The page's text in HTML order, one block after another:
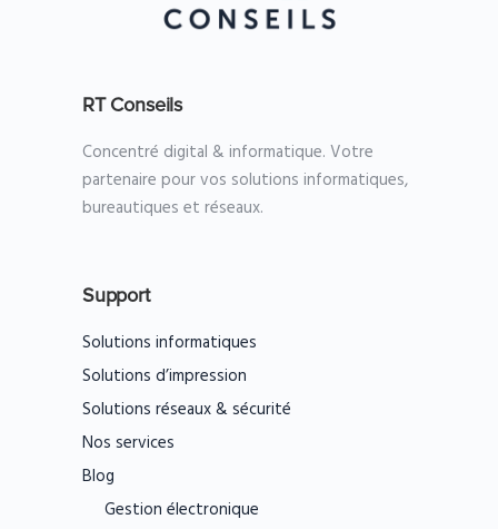
RT Conseils
Concentré digital & informatique. Votre
partenaire pour vos solutions informatiques,
bureautiques et réseaux.
Support
Solutions informatiques
Solutions d’impression
Solutions réseaux & sécurité
Nos services
Blog
Gestion électronique